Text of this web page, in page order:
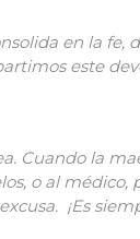
en la fe,
este
Cuando la
o al médico,
¡Es